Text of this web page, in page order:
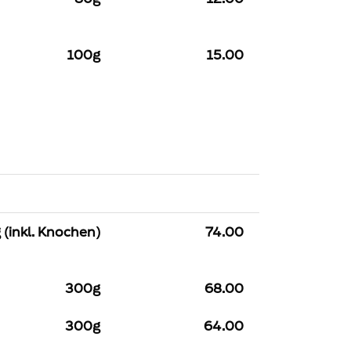
100g 15.00
Knochen) 74.00
300g 68.00
300g 64.00